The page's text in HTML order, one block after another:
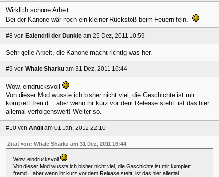
Wirklich schöne Arbeit.
Bei der Kanone wär noch ein kleiner Rückstoß beim Feuern fein.
#8 von Ealendril der Dunkle am 25 Dez, 2011 10:59
Sehr geile Arbeit, die Kanone macht richtig was her.
#9 von Whale Sharku am 31 Dez, 2011 16:44
Wow, eindrucksvoll
Von dieser Mod wusste ich bisher nicht viel, die Geschichte ist mir
komplett fremd... aber wenn ihr kurz vor dem Release steht, ist das hier
allemal verfolgenswert! Weiter so.
#10 von Andil am 01 Jan, 2012 22:10
Zitat von: Whale Sharku am 31 Dez, 2011 16:44
Wow, eindrucksvoll
Von dieser Mod wusste ich bisher nicht viel, die Geschichte ist mir komplett
fremd... aber wenn ihr kurz vor dem Release steht, ist das hier allemal